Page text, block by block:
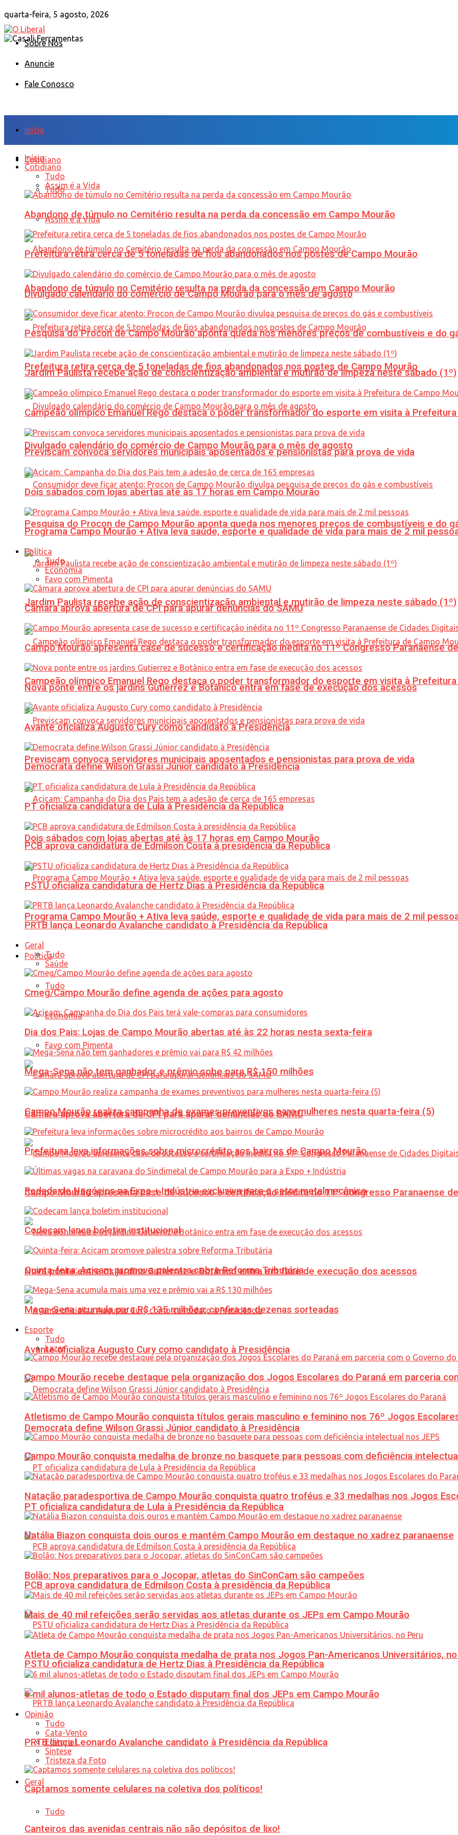
quarta-feira, 5 agosto, 2026
Sobre Nós
Anuncie
Fale Conosco
Início
Cotidiano
Tudo
Assim é a Vida
Abandono de túmulo no Cemitério resulta na perda da concessão em Campo Mourão
Prefeitura retira cerca de 5 toneladas de fios abandonados nos postes de Campo Mourão
Divulgado calendário do comércio de Campo Mourão para o mês de agosto
Pesquisa do Procon de Campo Mourão aponta queda nos menores preços de combustíveis e do
Jardim Paulista recebe ação de conscientização ambiental e mutirão de limpeza neste sábado (1º)
Campeão olímpico Emanuel Rego destaca o poder transformador do esporte em visita à
Previscam convoca servidores municipais aposentados e pensionistas para prova de vida
Dois sábados com lojas abertas até às 17 horas em Campo Mourão
Programa Campo Mourão + Ativa leva saúde, esporte e qualidade de vida para mais de 2 mil
Política
Tudo
Economia
Favo com Pimenta
Câmara aprova abertura de CPI para apurar denúncias do SAMU
Campo Mourão apresenta case de sucesso e certificação inédita no 11º Congresso Paranaense
Nova ponte entre os jardins Gutierrez e Botânico entra em fase de execução dos acessos
Avante oficializa Augusto Cury como candidato à Presidência
Democrata define Wilson Grassi Júnior candidato à Presidência
PT oficializa candidatura de Lula à Presidência da República
PCB aprova candidatura de Edmilson Costa à presidência da República
PSTU oficializa candidatura de Hertz Dias à Presidência da República
PRTB lança Leonardo Avalanche candidato à Presidência da República
Geral
Tudo
Início
Cotidiano
Tudo
Assim é a Vida
Abandono de túmulo no Cemitério resulta na perda da concessão em Campo Mourão
Prefeitura retira cerca de 5 toneladas de fios abandonados nos postes de Campo Mourão
Divulgado calendário do comércio de Campo Mourão para o mês de agosto
Pesquisa do Procon de Campo Mourão aponta queda nos menores preços de combustíveis e do
Jardim Paulista recebe ação de conscientização ambiental e mutirão de limpeza neste sábado (1º)
Campeão olímpico Emanuel Rego destaca o poder transformador do esporte em visita à
Previscam convoca servidores municipais aposentados e pensionistas para prova de vida
Dois sábados com lojas abertas até às 17 horas em Campo Mourão
Programa Campo Mourão + Ativa leva saúde, esporte e qualidade de vida para mais de 2 mil
Política
Tudo
Economia
Favo com Pimenta
Câmara aprova abertura de CPI para apurar denúncias do SAMU
Campo Mourão apresenta case de sucesso e certificação inédita no 11º Congresso Paranaense
Nova ponte entre os jardins Gutierrez e Botânico entra em fase de execução dos acessos
Avante oficializa Augusto Cury como candidato à Presidência
Democrata define Wilson Grassi Júnior candidato à Presidência
PT oficializa candidatura de Lula à Presidência da República
PCB aprova candidatura de Edmilson Costa à presidência da República
PSTU oficializa candidatura de Hertz Dias à Presidência da República
PRTB lança Leonardo Avalanche candidato à Presidência da República
Geral
Tudo
Saúde
Cmeg/Campo Mourão define agenda de ações para agosto
Dia dos Pais: Lojas de Campo Mourão abertas até às 22 horas nesta sexta-feira
Mega-Sena não tem ganhador e prêmio sobe para R$ 150 milhões
Campo Mourão realiza campanha de exames preventivos para mulheres nesta quarta-feira (5)
Prefeitura leva informações sobre microcrédito aos bairros de Campo Mourão
Rodada de Negócios na Expo + Indústria exclusiva para o setor metalmecânico
Codecam lança boletim institucional
Quinta-feira: Acicam promove palestra sobre Reforma Tributária
Mega-Sena acumula para R$ 135 milhões; confira as dezenas sorteadas
Esporte
Tudo
Lazer
Campo Mourão recebe destaque pela organização dos Jogos Escolares do Paraná em parceria
Atletismo de Campo Mourão conquista títulos gerais masculino e feminino nos 76º Jogos
Campo Mourão conquista medalha de bronze no basquete para pessoas com deficiência
Natação paradesportiva de Campo Mourão conquista quatro troféus e 33 medalhas nos Jogos
Natália Biazon conquista dois ouros e mantém Campo Mourão em destaque no xadrez paranaense
Bolão: Nos preparativos para o Jocopar, atletas do SinConCam são campeões
Mais de 40 mil refeições serão servidas aos atletas durante os JEPs em Campo Mourão
Atleta de Campo Mourão conquista medalha de prata nos Jogos Pan-Americanos Universitários,
6 mil alunos-atletas de todo o Estado disputam final dos JEPs em Campo Mourão
Opinião
Tudo
Cata-Vento
Editorial
Síntese
Tristeza da Foto
Captamos somente celulares na coletiva dos políticos!
Canteiros das avenidas centrais não são depósitos de lixo!